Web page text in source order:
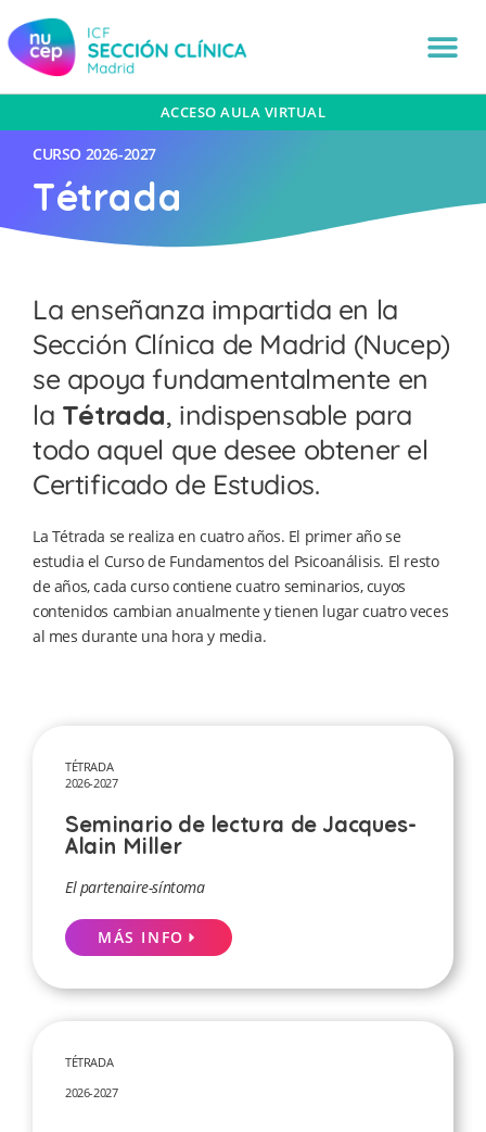
ACCESO AULA VIRTUAL
CURSO 2026-2027
Tétrada
La enseñanza impartida en la
Sección Clínica de Madrid (Nucep)
se apoya fundamentalmente en
la Tétrada, indispensable para
todo aquel que desee obtener el
Certificado de Estudios.
La Tétrada se realiza en cuatro años. El primer año se
estudia el Curso de Fundamentos del Psicoanálisis. El resto
de años, cada curso contiene cuatro seminarios, cuyos
contenidos cambian anualmente y tienen lugar cuatro veces
al mes durante una hora y media.
TÉTRADA
2026-2027
Seminario de lectura de Jacques-
Alain Miller
El partenaire-síntoma
MÁS INFO
TÉTRADA
2026-2027